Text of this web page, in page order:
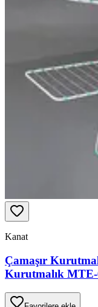
Kanat
Çamaşır
Kurutmalık MTE-